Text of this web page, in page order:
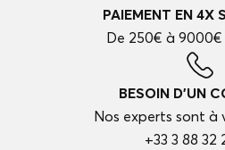
PAIEMENT EN 4X
De 250€ à 9000€
BESOIN D'UN
Nos experts sont à
+33 3 88 32